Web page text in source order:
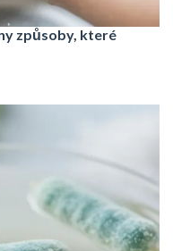
způsoby, které